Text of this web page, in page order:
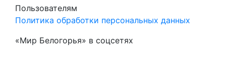
Пользователям
Политика обработки персональных данных
«Мир Белогорья» в соцсетях